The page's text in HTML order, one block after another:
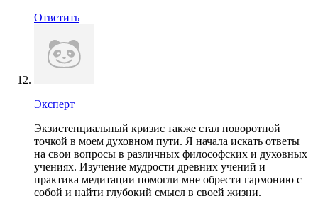
Ответить
Эксперт
Экзистенциальный кризис также стал поворотной
точкой в моем духовном пути. Я начала искать ответы
на свои вопросы в различных философских и духовных
учениях. Изучение мудрости древних учений и
практика медитации помогли мне обрести гармонию с
собой и найти глубокий смысл в своей жизни.